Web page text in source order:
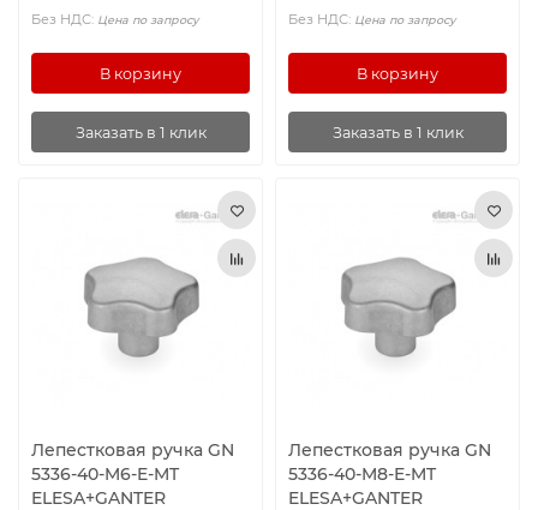
Промышленные петли
Шарнирные, механические фиксаторы и натяжные
замки с крюком
Аксессуары для гидравлики
Зажимные соединители для труб
Ролики и колёса
Компоненты линейного движения
Без НДС: Цена по запросу
В корзину
Заказать в 1 клик
Без НДС: Цена по запросу
В корзину
Заказать в 1 клик
Лепестковая ручка GN
5336-40-M6-E-MT
ELESA+GANTER
Лепестковая ручка GN
5336-40-M8-E-MT
ELESA+GANTER